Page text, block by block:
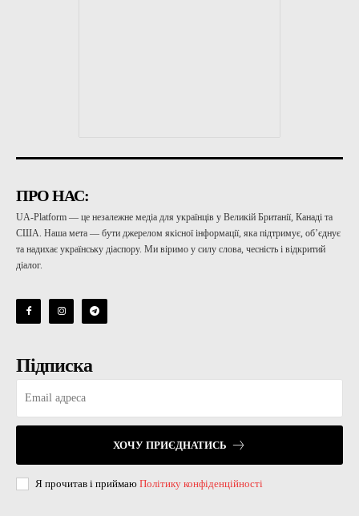
ПРО НАС:
UA-Platform — це незалежне медіа для українців у Великій Британії, Канаді та
США. Наша мета — бути джерелом якісної інформації, яка підтримує, об’єднує
та надихає українську діаспору. Ми віримо у силу слова, чесність і відкритий
діалог.
Підписка
ХОЧУ ПРИЄДНАТИСЬ
Я прочитав і приймаю Політику конфіденційності